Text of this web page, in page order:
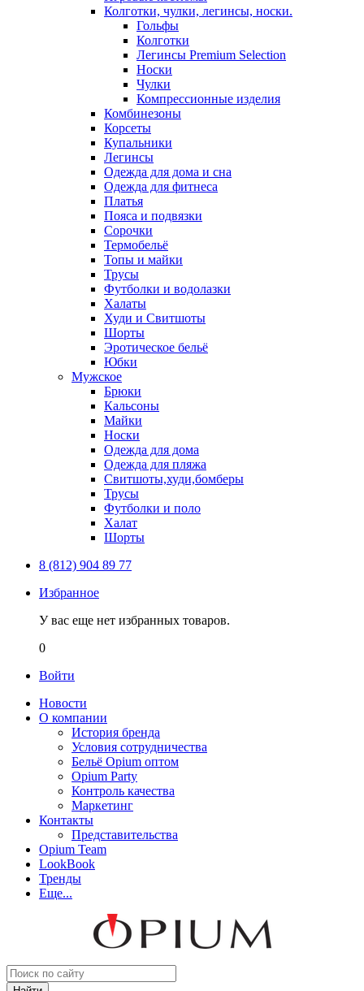
Колготки, чулки, легинсы, носки.
Гольфы
Колготки
Легинсы Premium Selection
Носки
Чулки
Компрессионные изделия
Комбинезоны
Корсеты
Купальники
Легинсы
Одежда для дома и сна
Одежда для фитнеса
Платья
Пояса и подвязки
Сорочки
Термобельё
Топы и майки
Трусы
Футболки и водолазки
Халаты
Худи и Свитшоты
Шорты
Эротическое бельё
Юбки
Мужское
Брюки
Кальсоны
Майки
Носки
Одежда для дома
Одежда для пляжа
Свитшоты,худи,бомберы
Трусы
Футболки и поло
Халат
Шорты
8 (812) 904 89 77
Избранное
У вас еще нет избранных товаров.
0
Войти
Новости
О компании
История бренда
Условия сотрудничества
Бельё Opium оптом
Opium Party
Контроль качества
Маркетинг
Контакты
Представительства
Opium Team
LookBook
Тренды
Еще...